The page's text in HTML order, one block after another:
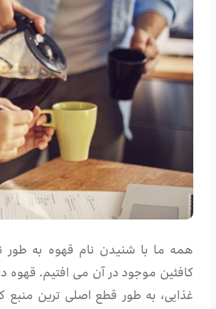
همه ما با شنیدن نام قهوه به طور
کافئین موجود در آن می افتیم. قهوه
غذایی، به طور قطع اصلی ترین منبع